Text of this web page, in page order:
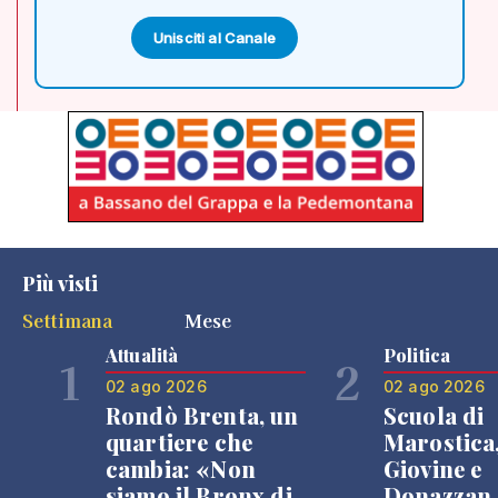
Unisciti al Canale
Più visti
Settimana
Mese
1 Attualità
02 ago 2026
Rondò Brenta, un
quartiere che
cambia: «Non
2 Politica
02 ago 2026
Scuola di
Giovine e